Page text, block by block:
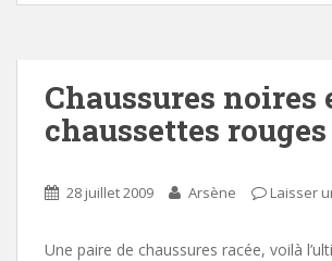
Chaussures noires
chaussettes rouges
28 juillet 2009 Arsène Laisser
Une paire de chaussures racée, voilà